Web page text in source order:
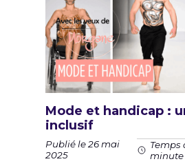
Mode et handicap :
inclusif
Publié le 26 mai
2025
Temps
minute